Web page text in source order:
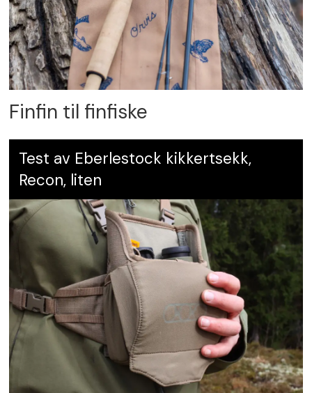
Finfin til finfiske
Test av Eberlestock kikkertsekk,
Recon, liten